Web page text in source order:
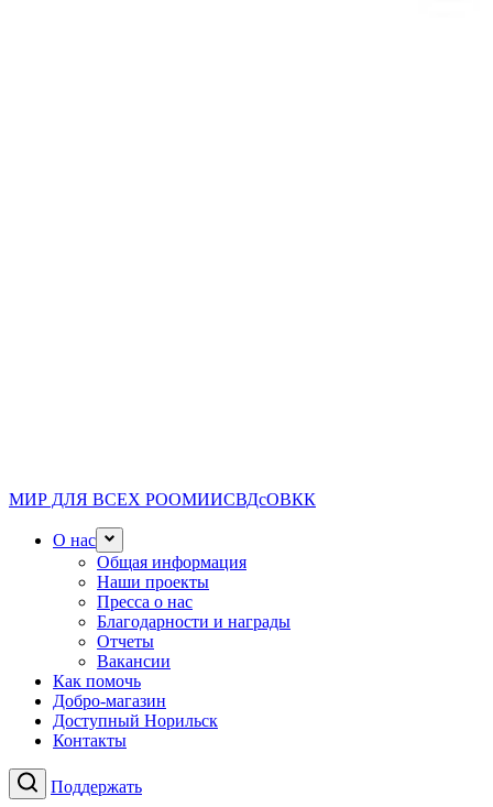
МИР ДЛЯ ВСЕХ РООМИИСВДсОВКК
О нас
Общая информация
Наши проекты
Пресса о нас
Благодарности и награды
Отчеты
Вакансии
Как помочь
Добро-магазин
Доступный Норильск
Контакты
Поддержать